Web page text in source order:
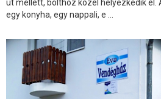
út mellett, bolthoz közel helyezkedik el.
egy konyha, egy nappali, e ...